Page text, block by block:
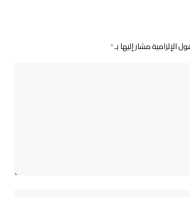
الإلزامية مشار إليها بـ*